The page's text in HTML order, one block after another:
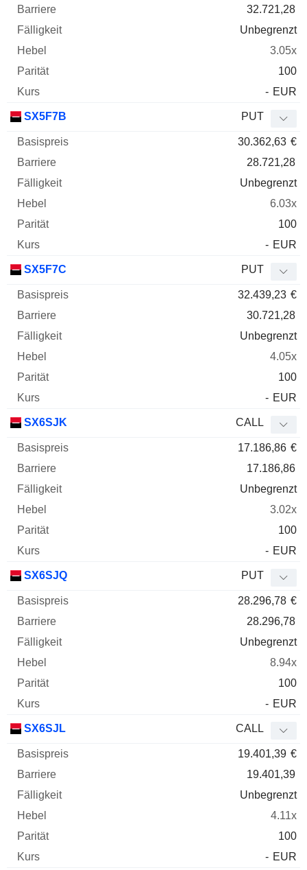
32.721,28
Unbegrenzt
3.05x
100
- EUR
SX5F7B PUT
30.362,63 €
28.721,28
Unbegrenzt
6.03x
100
- EUR
SX5F7C PUT
32.439,23 €
30.721,28
Unbegrenzt
4.05x
100
- EUR
SX6SJK CALL
17.186,86 €
17.186,86
Unbegrenzt
3.02x
100
- EUR
SX6SJQ PUT
28.296,78 €
28.296,78
Unbegrenzt
8.94x
100
- EUR
SX6SJL CALL
19.401,39 €
19.401,39
Unbegrenzt
4.11x
100
- EUR